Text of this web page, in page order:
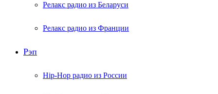
Релакс радио из Беларуси
Релакс радио из Франции
Рэп
Hip-Hop радио из России